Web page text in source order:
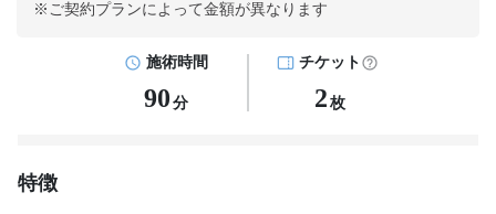
※ご契約プランによって金額が異なります
施術時間
90 分
チケット
2 枚
特徴